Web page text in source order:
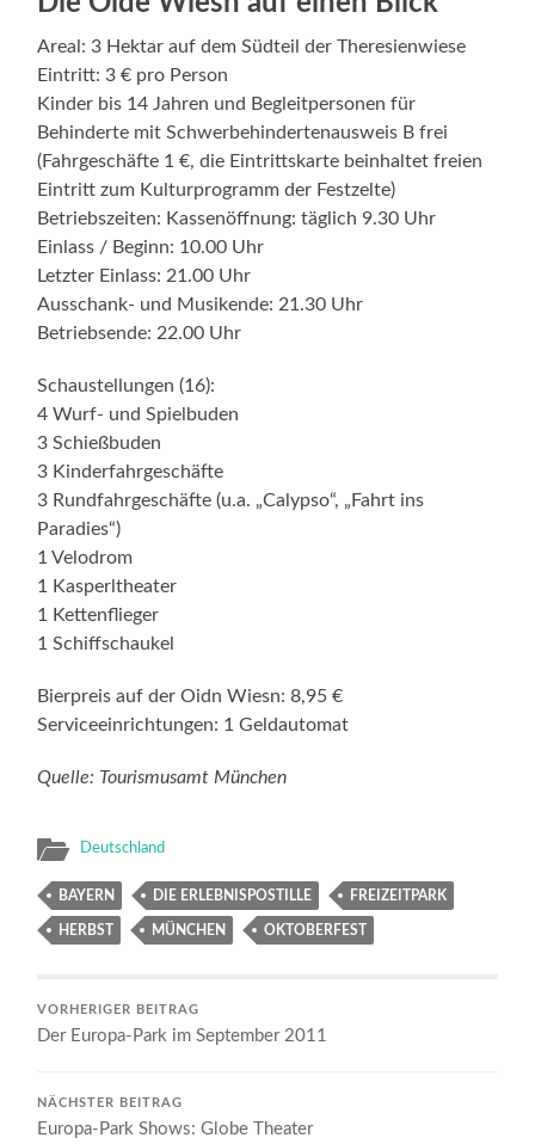
Areal: 3 Hektar auf dem Südteil der Theresienwiese
Eintritt: 3 € pro Person
Kinder bis 14 Jahren und Begleitpersonen für
Behinderte mit Schwerbehindertenausweis B frei
(Fahrgeschäfte 1 €, die Eintrittskarte beinhaltet freien
Eintritt zum Kulturprogramm der Festzelte)
Betriebszeiten: Kassenöffnung: täglich 9.30 Uhr
Einlass / Beginn: 10.00 Uhr
Letzter Einlass: 21.00 Uhr
Ausschank- und Musikende: 21.30 Uhr
Betriebsende: 22.00 Uhr
Schaustellungen (16):
4 Wurf- und Spielbuden
3 Schießbuden
3 Kinderfahrgeschäfte
3 Rundfahrgeschäfte (u.a. „Calypso“, „Fahrt ins
Paradies“)
1 Velodrom
1 Kasperltheater
1 Kettenflieger
1 Schiffschaukel
Bierpreis auf der Oidn Wiesn: 8,95 €
Serviceeinrichtungen: 1 Geldautomat
Quelle: Tourismusamt München
Deutschland
BAYERN DIE ERLEBNISPOSTILLE FREIZEITPARK
HERBST MÜNCHEN OKTOBERFEST
VORHERIGER BEITRAG
Der Europa-Park im September 2011
NÄCHSTER BEITRAG
Europa-Park Shows: Globe Theater